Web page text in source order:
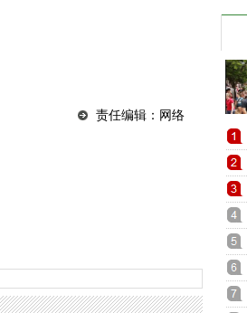
责任编辑：网络